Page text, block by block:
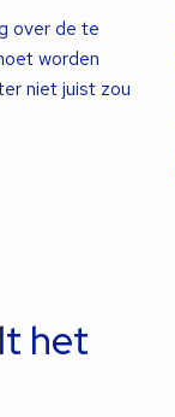
over de te
worden
niet juist zou
het